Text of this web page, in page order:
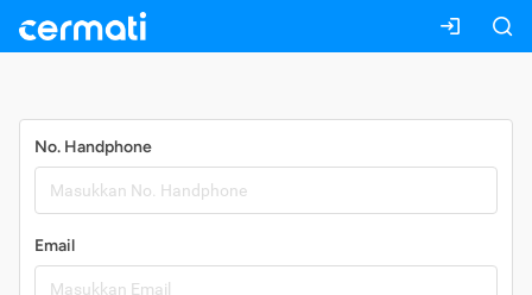
No. Handphone
Email